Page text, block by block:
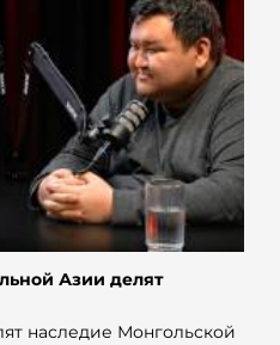
Азии делят
наследие Монгольской